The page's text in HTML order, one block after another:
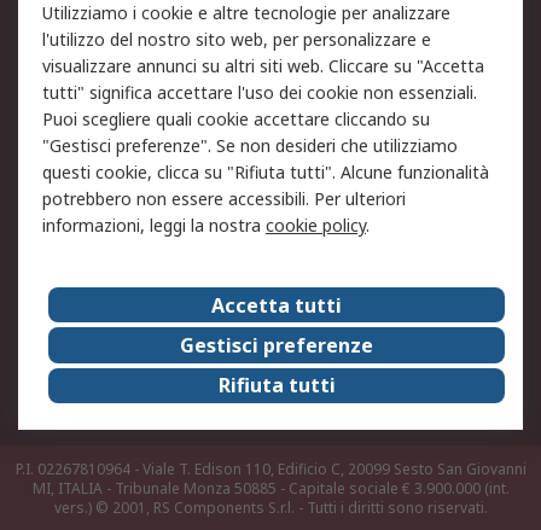
Informativa Cookie
Informativa Privacy -
Aggiornata
Email Security
Termini d'uso
Condizioni di vendita
Condizioni generali di
servizio
Etica e responsabilità
Chi Siamo
Chi Siamo
Contattaci
Supporto
ESG
Carriere
RS Group
Press Centre
Discovery: il Blog di RS
P.I. 02267810964 - Viale T. Edison 110, Edificio C, 20099 Sesto San Giovanni
MI, ITALIA - Tribunale Monza 50885 - Capitale sociale € 3.900.000 (int.
vers.) © 2001, RS Components S.r.l. - Tutti i diritti sono riservati.
Utilizziamo i cookie e altre tecnologie per analizzare
l'utilizzo del nostro sito web, per personalizzare e
visualizzare annunci su altri siti web. Cliccare su "Accetta
tutti" significa accettare l'uso dei cookie non essenziali.
Puoi scegliere quali cookie accettare cliccando su
"Gestisci preferenze". Se non desideri che utilizziamo
questi cookie, clicca su "Rifiuta tutti". Alcune funzionalità
potrebbero non essere accessibili. Per ulteriori
informazioni, leggi la nostra cookie policy.
Accetta tutti
Gestisci preferenze
Rifiuta tutti